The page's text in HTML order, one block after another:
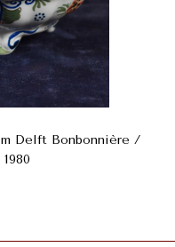
Delft Bonbonnière /